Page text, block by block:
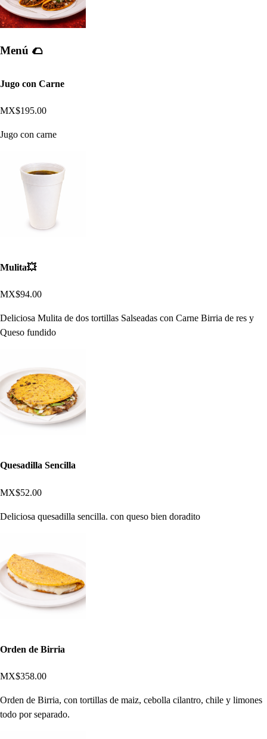
Menú 🌮​
Jugo con Carne
MX$195.00
Jugo con carne
Mulita💥​
MX$94.00
Deliciosa Mulita de dos tortillas Salseadas con Carne Birria de res y
Queso fundido
Quesadilla Sencilla
MX$52.00
Deliciosa quesadilla sencilla. con queso bien doradito
Orden de Birria
MX$358.00
Orden de Birria, con tortillas de maiz, cebolla cilantro, chile y limones
todo por separado.